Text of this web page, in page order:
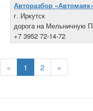
Авторазбор «Автомаяк»
г. Иркутск
дорога на Мельничную
+7 3952 72-14-72
« 1 2 »